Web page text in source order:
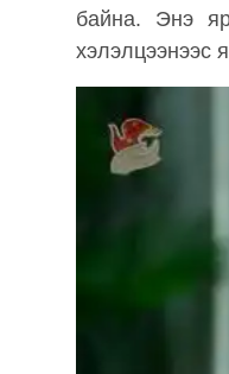
байна. Энэ
хэлэлцээнээс